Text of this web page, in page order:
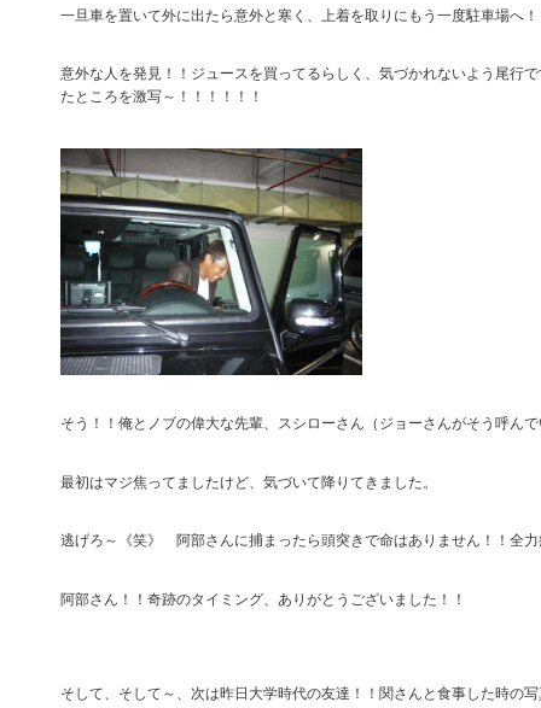
一旦車を置いて外に出たら意外と寒く、上着を取りにもう一度駐車場へ
意外な人を発見！！ジュースを買ってるらしく、気づかれないよう尾行
たところを激写～！！！！！！
そう！！俺とノブの偉大な先輩、スシローさん（ジョーさんがそう呼ん
最初はマジ焦ってましたけど、気づいて降りてきました。
逃げろ～《笑》 阿部さんに捕まったら頭突きで命はありません！！全
阿部さん！！奇跡のタイミング、ありがとうございました！！
そして、そして～、次は昨日大学時代の友達！！関さんと食事した時の